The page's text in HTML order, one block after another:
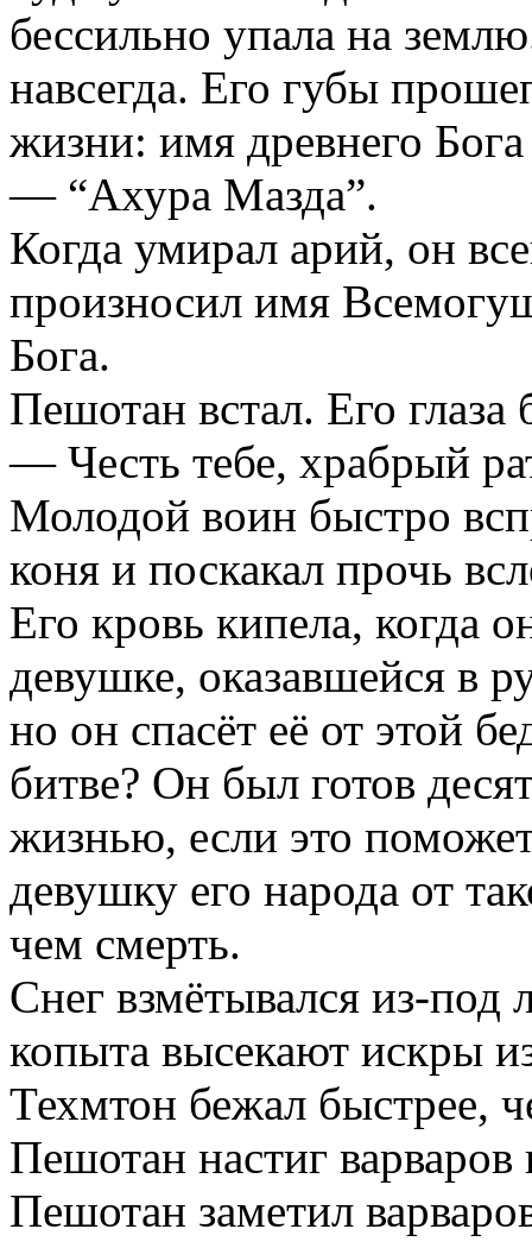
бессильно упала на
навсегда. Его губы
жизни: имя древнего
— “Ахура Мазда”.
Когда умирал арий, он
произносил имя
Бога.
Пешотан встал. Его
— Честь тебе, храбрый
Молодой воин быстро
коня и поскакал прочь
Его кровь кипела, когда
девушке, оказавшейся в
но он спасёт её от этой
битве? Он был готов
жизнью, если это
девушку его народа от
чем смерть.
Снег взмётывался из-под
копыта высекают искры
Техмтон бежал быстрее,
Пешотан настиг
Пешотан заметил